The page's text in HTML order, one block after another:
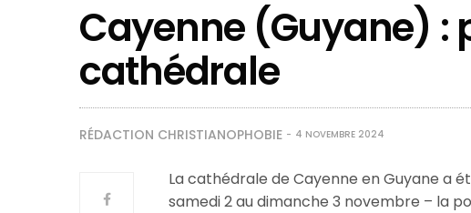
Cayenne (Guyane) :
cathédrale
RÉDACTION CHRISTIANOPHOBIE 4 NOVEMBRE 2024
La cathédrale de Cayenne en Guyane a
samedi 2 au dimanche 3 novembre – la